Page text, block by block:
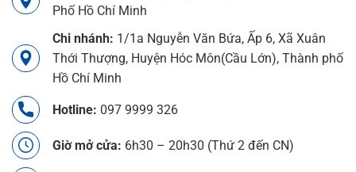
Phố Hồ Chí Minh
Chi nhánh: 1/1a Nguyễn Văn Bứa, Ấp 6, Xã Xuân
Thới Thượng, Huyện Hóc Môn(Cầu Lớn), Thành phố
Hồ Chí Minh
Hotline: 097 9999 326
Giờ mở cửa: 6h30 – 20h30 (Thứ 2 đến CN)